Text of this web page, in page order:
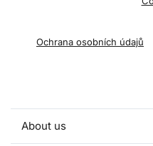
Ochrana osobních údajů
About us